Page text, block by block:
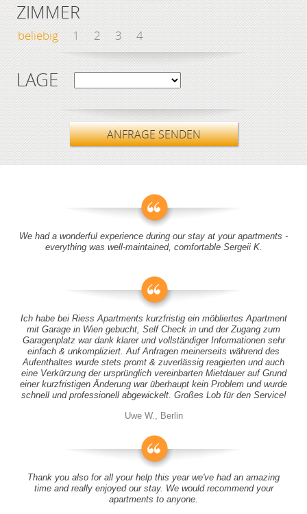
ZIMMER
beliebig 1 2 3 4
LAGE
ANFRAGE SENDEN
We had a wonderful experience during our stay at your apartments -
everything was well-maintained, comfortable Sergeii K.
Ich habe bei Riess Apartments kurzfristig ein möbliertes Apartment
mit Garage in Wien gebucht, Self Check in und der Zugang zum
Garagenplatz war dank klarer und vollständiger Informationen sehr
einfach & unkompliziert. Auf Anfragen meinerseits während des
Aufenthaltes wurde stets promt & zuverlässig reagierten und auch
eine Verkürzung der ursprünglich vereinbarten Mietdauer auf Grund
einer kurzfristigen Änderung war überhaupt kein Problem und wurde
schnell und professionell abgewickelt. Großes Lob für den Service!
Uwe W., Berlin
Thank you also for all your help this year we've had an amazing
time and really enjoyed our stay. We would recommend your
apartments to anyone.